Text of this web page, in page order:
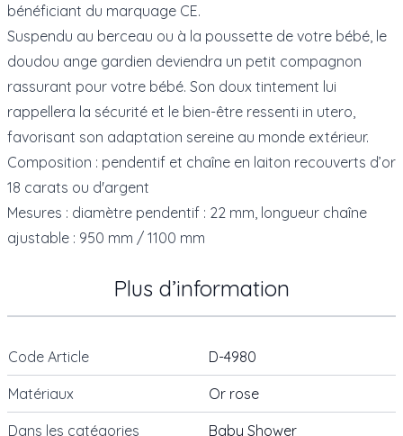
bénéficiant du marquage CE.
Suspendu au berceau ou à la poussette de votre bébé, le
doudou ange gardien deviendra un petit compagnon
rassurant pour votre bébé. Son doux tintement lui
rappellera la sécurité et le bien-être ressenti in utero,
favorisant son adaptation sereine au monde extérieur.
Composition : pendentif et chaîne en laiton recouverts d’or
18 carats ou d'argent
Mesures : diamètre pendentif : 22 mm, longueur chaîne
ajustable : 950 mm / 1100 mm
Plus d’information
Code Article D-4980
Matériaux Or rose
Dans les catégories Baby Shower